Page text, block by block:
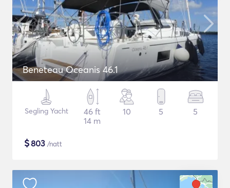
Beneteau Oceanis 46.1
Segling Yacht
46 ft
14 m
10 5 5
$803 /natt